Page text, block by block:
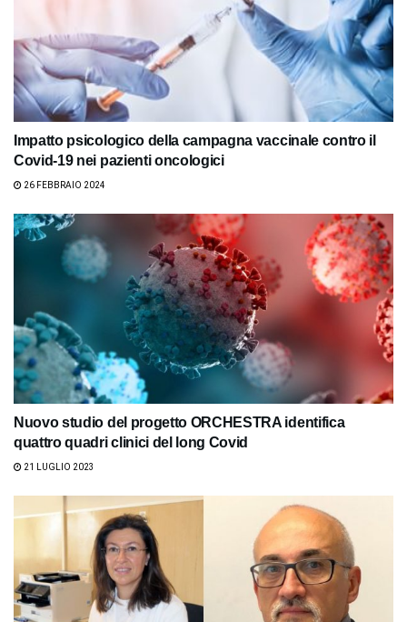
Impatto psicologico della campagna vaccinale contro il
Covid-19 nei pazienti oncologici
26 FEBBRAIO 2024
Nuovo studio del progetto ORCHESTRA identifica
quattro quadri clinici del long Covid
21 LUGLIO 2023